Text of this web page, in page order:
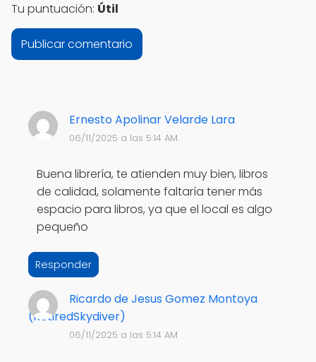
Ernesto Apolinar Velarde Lara
06/11/2025 a las 5:14 AM
Buena librería, te atienden muy bien, libros
de calidad, solamente faltaría tener más
espacio para libros, ya que el local es algo
pequeño
Responder
Ricardo de Jesus Gomez Montoya
(RetiredSkydiver)
06/11/2025 a las 5:14 AM
Tu puntuación: Útil